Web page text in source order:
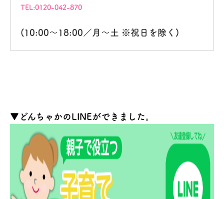
TEL:0120-042-870
(10:00～18:00／月～土 ※祝日を除く)
▼どんちゃかのLINEができました。